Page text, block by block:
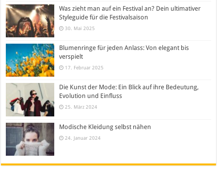
Was zieht man auf ein Festival an? Dein ultimativer
Styleguide für die Festivalsaison
30. Mai 2025
Blumenringe für jeden Anlass: Von elegant bis
verspielt
17. Februar 2025
Die Kunst der Mode: Ein Blick auf ihre Bedeutung,
Evolution und Einfluss
25. März 2024
Modische Kleidung selbst nähen
24. Januar 2024